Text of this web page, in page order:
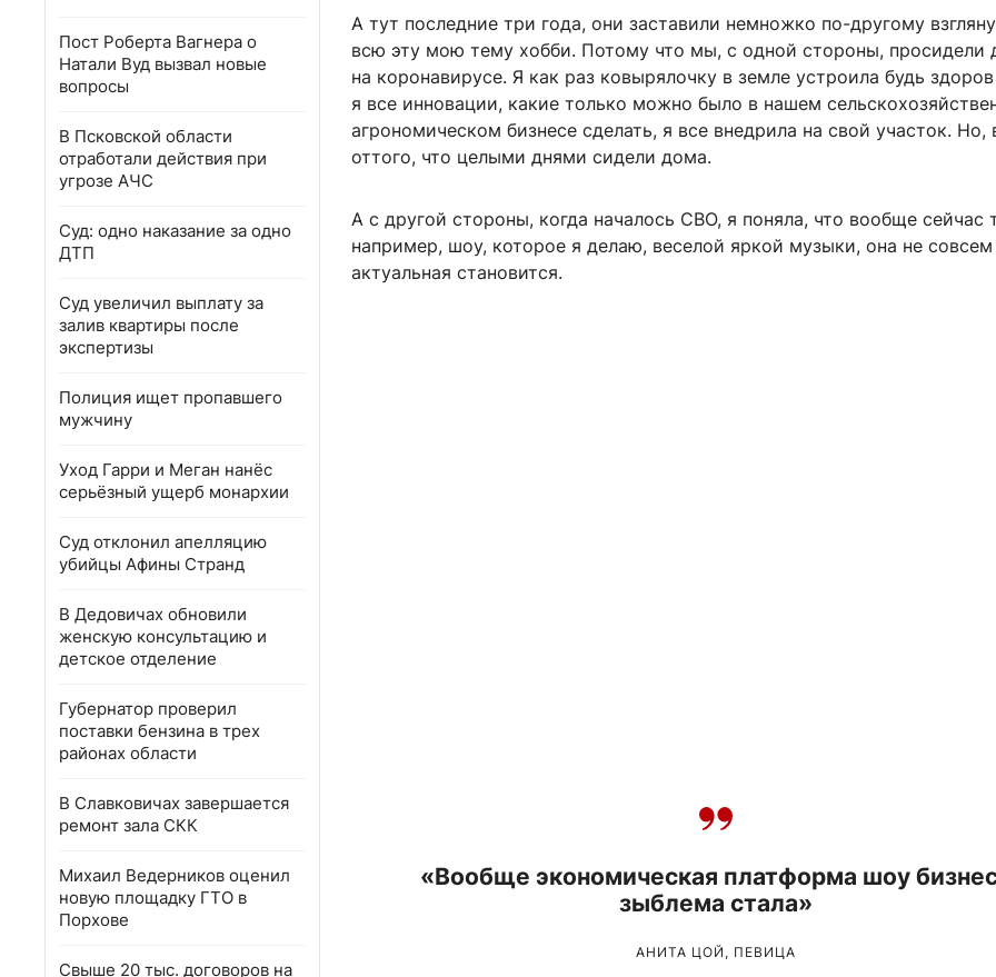
Пост Роберта Вагнера о
Натали Вуд вызвал новые
вопросы
В Псковской области
отработали действия при
угрозе АЧС
Суд: одно наказание за одно
ДТП
Суд увеличил выплату за
залив квартиры после
экспертизы
Полиция ищет пропавшего
мужчину
Уход Гарри и Меган нанёс
серьёзный ущерб монархии
Суд отклонил апелляцию
убийцы Афины Странд
В Дедовичах обновили
женскую консультацию и
детское отделение
Губернатор проверил
поставки бензина в трех
районах области
В Славковичах завершается
ремонт зала СКК
Михаил Ведерников оценил
новую площадку ГТО в
Порхове
Свыше 20 тыс. договоров на
А тут последние три года, они заставили немножко по-другому
всю эту мою тему хобби. Потому что мы, с одной стороны, просидели
на коронавирусе. Я как раз ковырялочку в земле устроила будь
я все инновации, какие только можно было в нашем
агрономическом бизнесе сделать, я все внедрила на свой участок. Но,
оттого, что целыми днями сидели дома.
А с другой стороны, когда началось СВО, я поняла, что вообще сейчас
например, шоу, которое я делаю, веселой яркой музыки, она не совсем
актуальная становится.
«Вообще экономическая платформа шоу
зыблема стала»
АНИТА ЦОЙ, ПЕВИЦА